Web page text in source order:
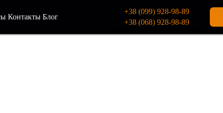
Контакты Блог
+38 (099) 928-98-89
+38 (068) 928-98-89
СЕРБИИ